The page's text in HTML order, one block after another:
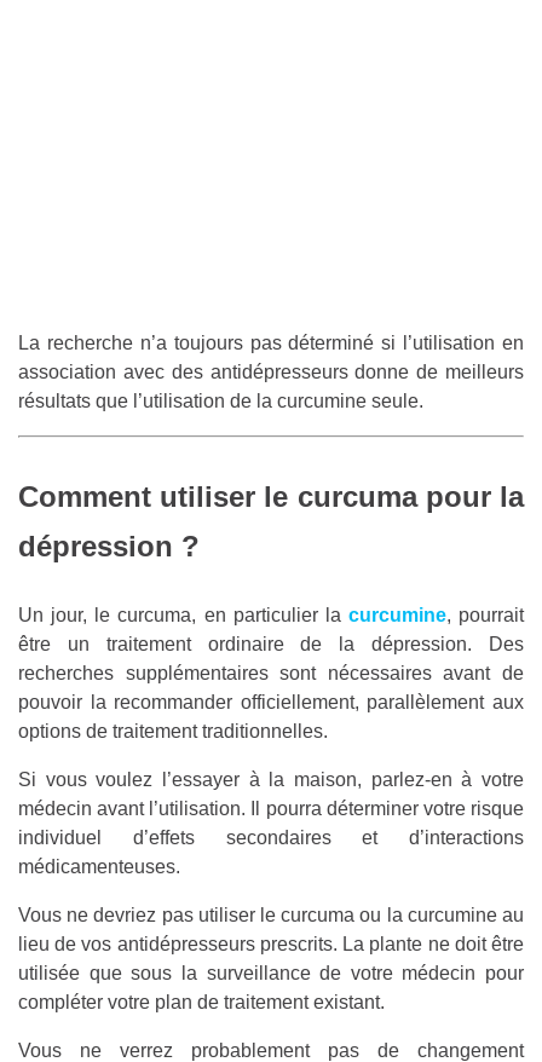
La recherche n’a toujours pas déterminé si l’utilisation en
association avec des antidépresseurs donne de meilleurs
résultats que l’utilisation de la curcumine seule.
Comment utiliser le curcuma pour la
dépression ?
Un jour, le curcuma, en particulier la curcumine, pourrait
être un traitement ordinaire de la dépression. Des
recherches supplémentaires sont nécessaires avant de
pouvoir la recommander officiellement, parallèlement aux
options de traitement traditionnelles.
Si vous voulez l’essayer à la maison, parlez-en à votre
médecin avant l’utilisation. Il pourra déterminer votre risque
individuel d’effets secondaires et d’interactions
médicamenteuses.
Vous ne devriez pas utiliser le curcuma ou la curcumine au
lieu de vos antidépresseurs prescrits. La plante ne doit être
utilisée que sous la surveillance de votre médecin pour
compléter votre plan de traitement existant.
Vous ne verrez probablement pas de changement